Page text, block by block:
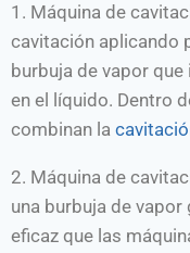
1. Máquina de
cavitación aplicando
burbuja de vapor
en el líquido. Dentro
combinan la
2. Máquina de
una burbuja de
eficaz que las